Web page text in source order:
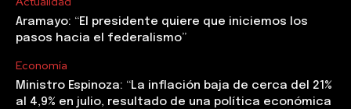
Aramayo: “El presidente quiere que iniciemos los
pasos hacia el federalismo”
Economía
Ministro Espinoza: “La inflación baja de cerca del 21%
al 4,9% en julio, resultado de una política económica